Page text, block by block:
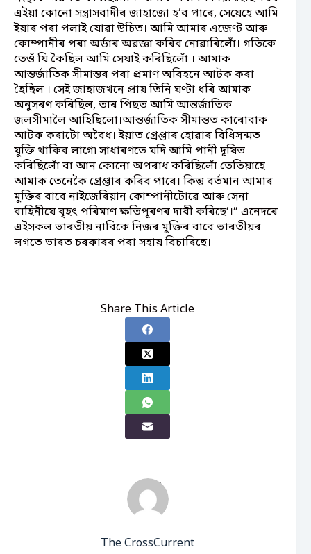
এইয়া কোনো সন্ত্ৰাসবাদীৰ জাহাজো হ’ব পাৰে, সেয়েহে আমি
ইয়াৰ পৰা পলাই যোৱা উচিত। আমি আমাৰ এজেণ্ট আৰু
কোম্পানীৰ পৰা অৰ্ডাৰ অৱজ্ঞা কৰিব নোৱাৰিলোঁ। গতিকে
তেওঁ যি কৈছিল আমি সেয়াই কৰিছিলোঁ । আমাক
আন্তৰ্জাতিক সীমান্তৰ পৰা প্ৰমাণ অবিহনে আটক কৰা
হৈছিল । সেই জাহাজখনে প্ৰায় তিনি ঘণ্টা ধৰি আমাক
অনুসৰণ কৰিছিল, তাৰ পিছত আমি আন্তৰ্জাতিক
জলসীমালৈ আহিছিলো।আন্তৰ্জাতিক সীমান্তত কাৰোবাক
আটক কৰাটো অবৈধ। ইয়াত গ্ৰেপ্তাৰ হোৱাৰ বিধিসন্মত
যুক্তি থাকিব লাগে৷ সাধাৰণতে যদি আমি পানী দূষিত
কৰিছিলোঁ বা আন কোনো অপৰাধ কৰিছিলোঁ তেতিয়াহে
আমাক তেনেকৈ গ্ৰেপ্তাৰ কৰিব পাৰে। কিন্তু বৰ্তমান আমাৰ
মুক্তিৰ বাবে নাইজেৰিয়ান কোম্পানীটোৱে আৰু সেনা
বাহিনীয়ে বৃহৎ পৰিমাণ ক্ষতিপূৰণৰ দাবী কৰিছে’।” এনেদৰে
এইসকল ভাৰতীয় নাবিকে নিজৰ মুক্তিৰ বাবে ভাৰতীয়ৰ
লগতে ভাৰত চৰকাৰৰ পৰা সহায় বিচাৰিছে।
Share This Article
The CrossCurrent